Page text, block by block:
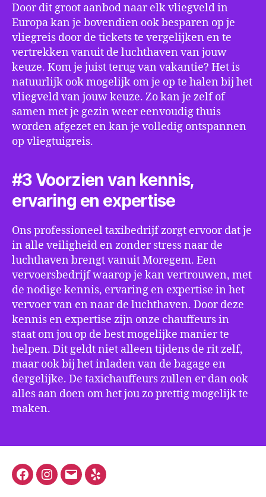
Door dit groot aanbod naar elk vliegveld in
Europa kan je bovendien ook besparen op je
vliegreis door de tickets te vergelijken en te
vertrekken vanuit de luchthaven van jouw
keuze. Kom je juist terug van vakantie? Het is
natuurlijk ook mogelijk om je op te halen bij het
vliegveld van jouw keuze. Zo kan je zelf of
samen met je gezin weer eenvoudig thuis
worden afgezet en kan je volledig ontspannen
op vliegtuigreis.
#3 Voorzien van kennis,
ervaring en expertise
Ons professioneel taxibedrijf zorgt ervoor dat je
in alle veiligheid en zonder stress naar de
luchthaven brengt vanuit Moregem. Een
vervoersbedrijf waarop je kan vertrouwen, met
de nodige kennis, ervaring en expertise in het
vervoer van en naar de luchthaven. Door deze
kennis en expertise zijn onze chauffeurs in
staat om jou op de best mogelijke manier te
helpen. Dit geldt niet alleen tijdens de rit zelf,
maar ook bij het inladen van de bagage en
dergelijke. De taxichauffeurs zullen er dan ook
alles aan doen om het jou zo prettig mogelijk te
maken.
FacebookInstagram
E-
Yelp